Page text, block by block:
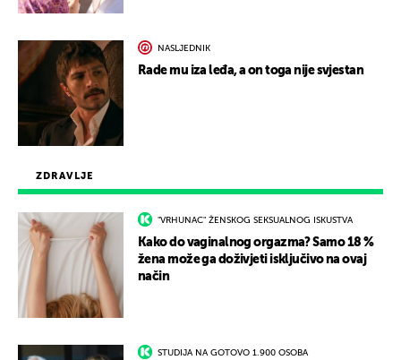
ZDRAVLJE
"VRHUNAC" ŽENSKOG SEKSUALNOG ISKUSTVA
Kako do vaginalnog orgazma? Samo 18 %
žena može ga doživjeti isključivo na ovaj
način
STUDIJA NA GOTOVO 1.900 OSOBA
NASLJEDNIK
Rade mu iza leđa, a on toga nije svjestan